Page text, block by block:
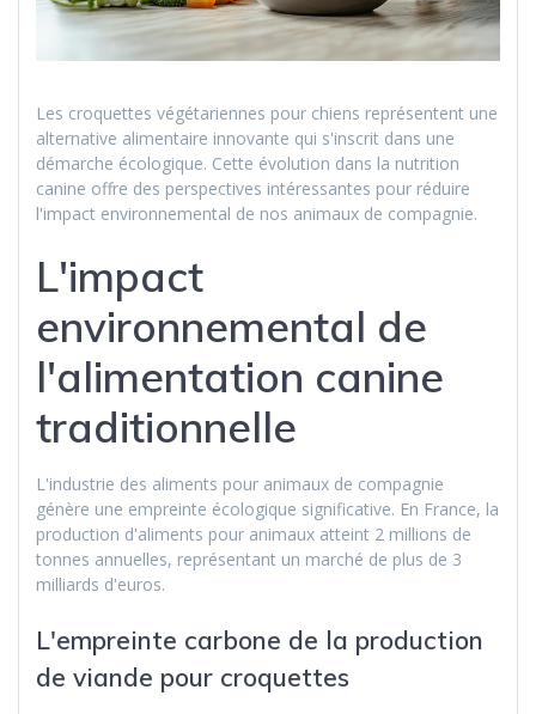
Les croquettes végétariennes pour chiens représentent une
alternative alimentaire innovante qui s'inscrit dans une
démarche écologique. Cette évolution dans la nutrition
canine offre des perspectives intéressantes pour réduire
l'impact environnemental de nos animaux de compagnie.
L'impact
environnemental de
l'alimentation canine
traditionnelle
L'industrie des aliments pour animaux de compagnie
génère une empreinte écologique significative. En France, la
production d'aliments pour animaux atteint 2 millions de
tonnes annuelles, représentant un marché de plus de 3
milliards d'euros.
L'empreinte carbone de la production
de viande pour croquettes